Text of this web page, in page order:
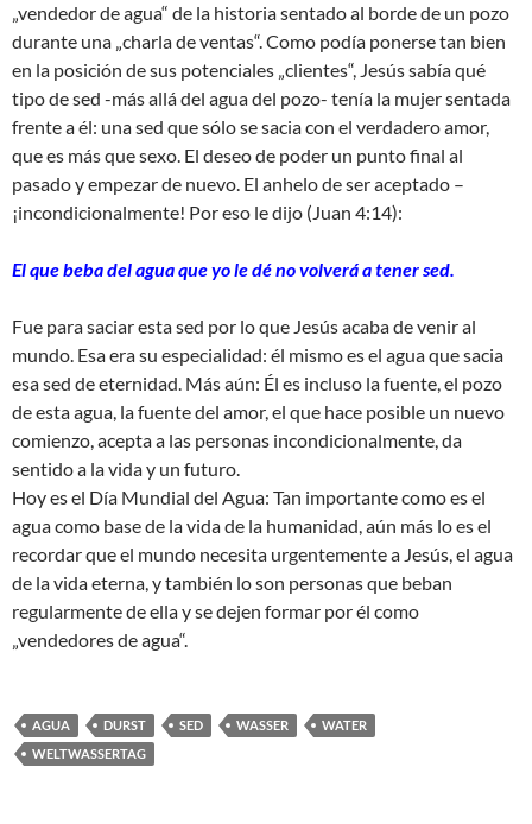
„vendedor de agua“ de la historia sentado al borde de un pozo
durante una „charla de ventas“. Como podía ponerse tan bien
en la posición de sus potenciales „clientes“, Jesús sabía qué
tipo de sed -más allá del agua del pozo- tenía la mujer sentada
frente a él: una sed que sólo se sacia con el verdadero amor,
que es más que sexo. El deseo de poder un punto final al
pasado y empezar de nuevo. El anhelo de ser aceptado –
¡incondicionalmente! Por eso le dijo (Juan 4:14):
El que beba del agua que yo le dé no volverá a tener sed.
Fue para saciar esta sed por lo que Jesús acaba de venir al
mundo. Esa era su especialidad: él mismo es el agua que sacia
esa sed de eternidad. Más aún: Él es incluso la fuente, el pozo
de esta agua, la fuente del amor, el que hace posible un nuevo
comienzo, acepta a las personas incondicionalmente, da
sentido a la vida y un futuro.
Hoy es el Día Mundial del Agua: Tan importante como es el
agua como base de la vida de la humanidad, aún más lo es el
recordar que el mundo necesita urgentemente a Jesús, el agua
de la vida eterna, y también lo son personas que beban
regularmente de ella y se dejen formar por él como
„vendedores de agua“.
AGUA DURST SED WASSER
WATER
WELTWASSERTAG